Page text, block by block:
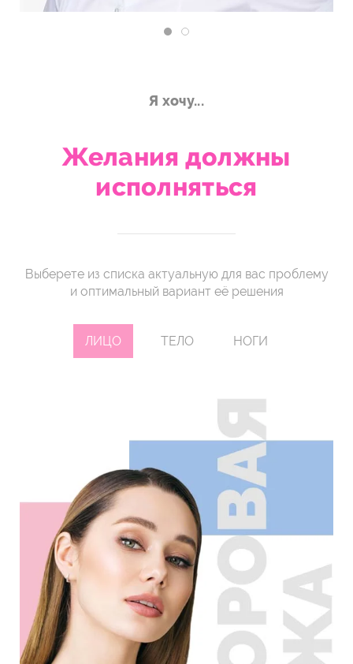
Я хочу...
Желания должны
исполняться
Выберете из списка актуальную для вас проблему
и оптимальный вариант её решения
ЛИЦО ТЕЛО НОГИ